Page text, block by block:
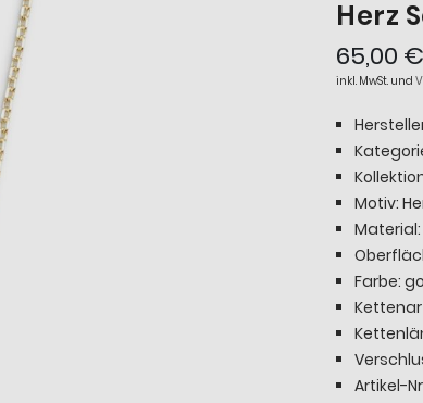
Herz
65,00 €
inkl. MwSt. und
Motiv:
Material:
Farbe:
Artikel-